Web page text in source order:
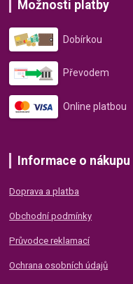
Možnosti platby
Dobírkou
Převodem
Online platbou
Informace o nákupu
Doprava a platba
Obchodní podmínky
Průvodce reklamací
Ochrana osobních údajů